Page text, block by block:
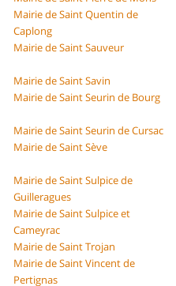
Mairie de Saint Quentin de
Caplong
Mairie de Saint Sauveur
Mairie de Saint Savin
Mairie de Saint Seurin de Bourg
Mairie de Saint Seurin de Cursac
Mairie de Saint Sève
Mairie de Saint Sulpice de
Guilleragues
Mairie de Saint Sulpice et
Cameyrac
Mairie de Saint Trojan
Mairie de Saint Vincent de
Pertignas